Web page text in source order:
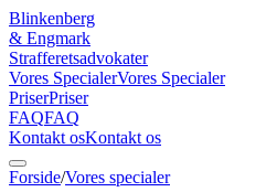
Blinkenberg
& Engmark
Strafferetsadvokater
Vores SpecialerVores Specialer
PriserPriser
FAQFAQ
Kontakt osKontakt os
Forside/Vores specialer